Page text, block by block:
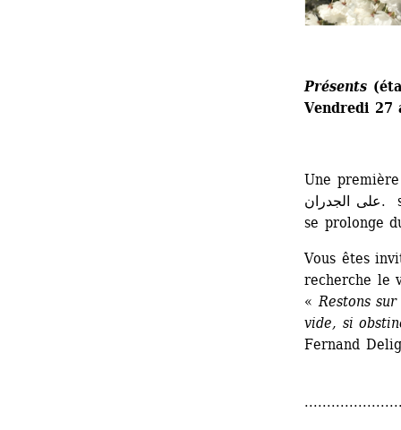
Présents
Vendredi 27
Une
على الجدران. s’est déroulée au début du mois de juillet. Elle
se prolonge
Vous êtes
recherche le
« Restons
vide, si
Fernand